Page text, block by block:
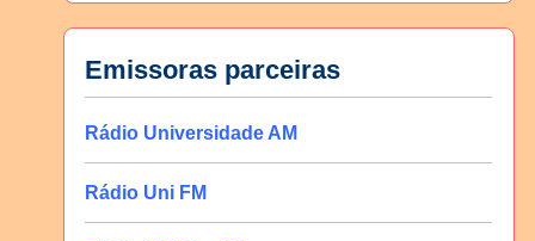
Emissoras parceiras
Rádio Universidade AM
Rádio Uni FM